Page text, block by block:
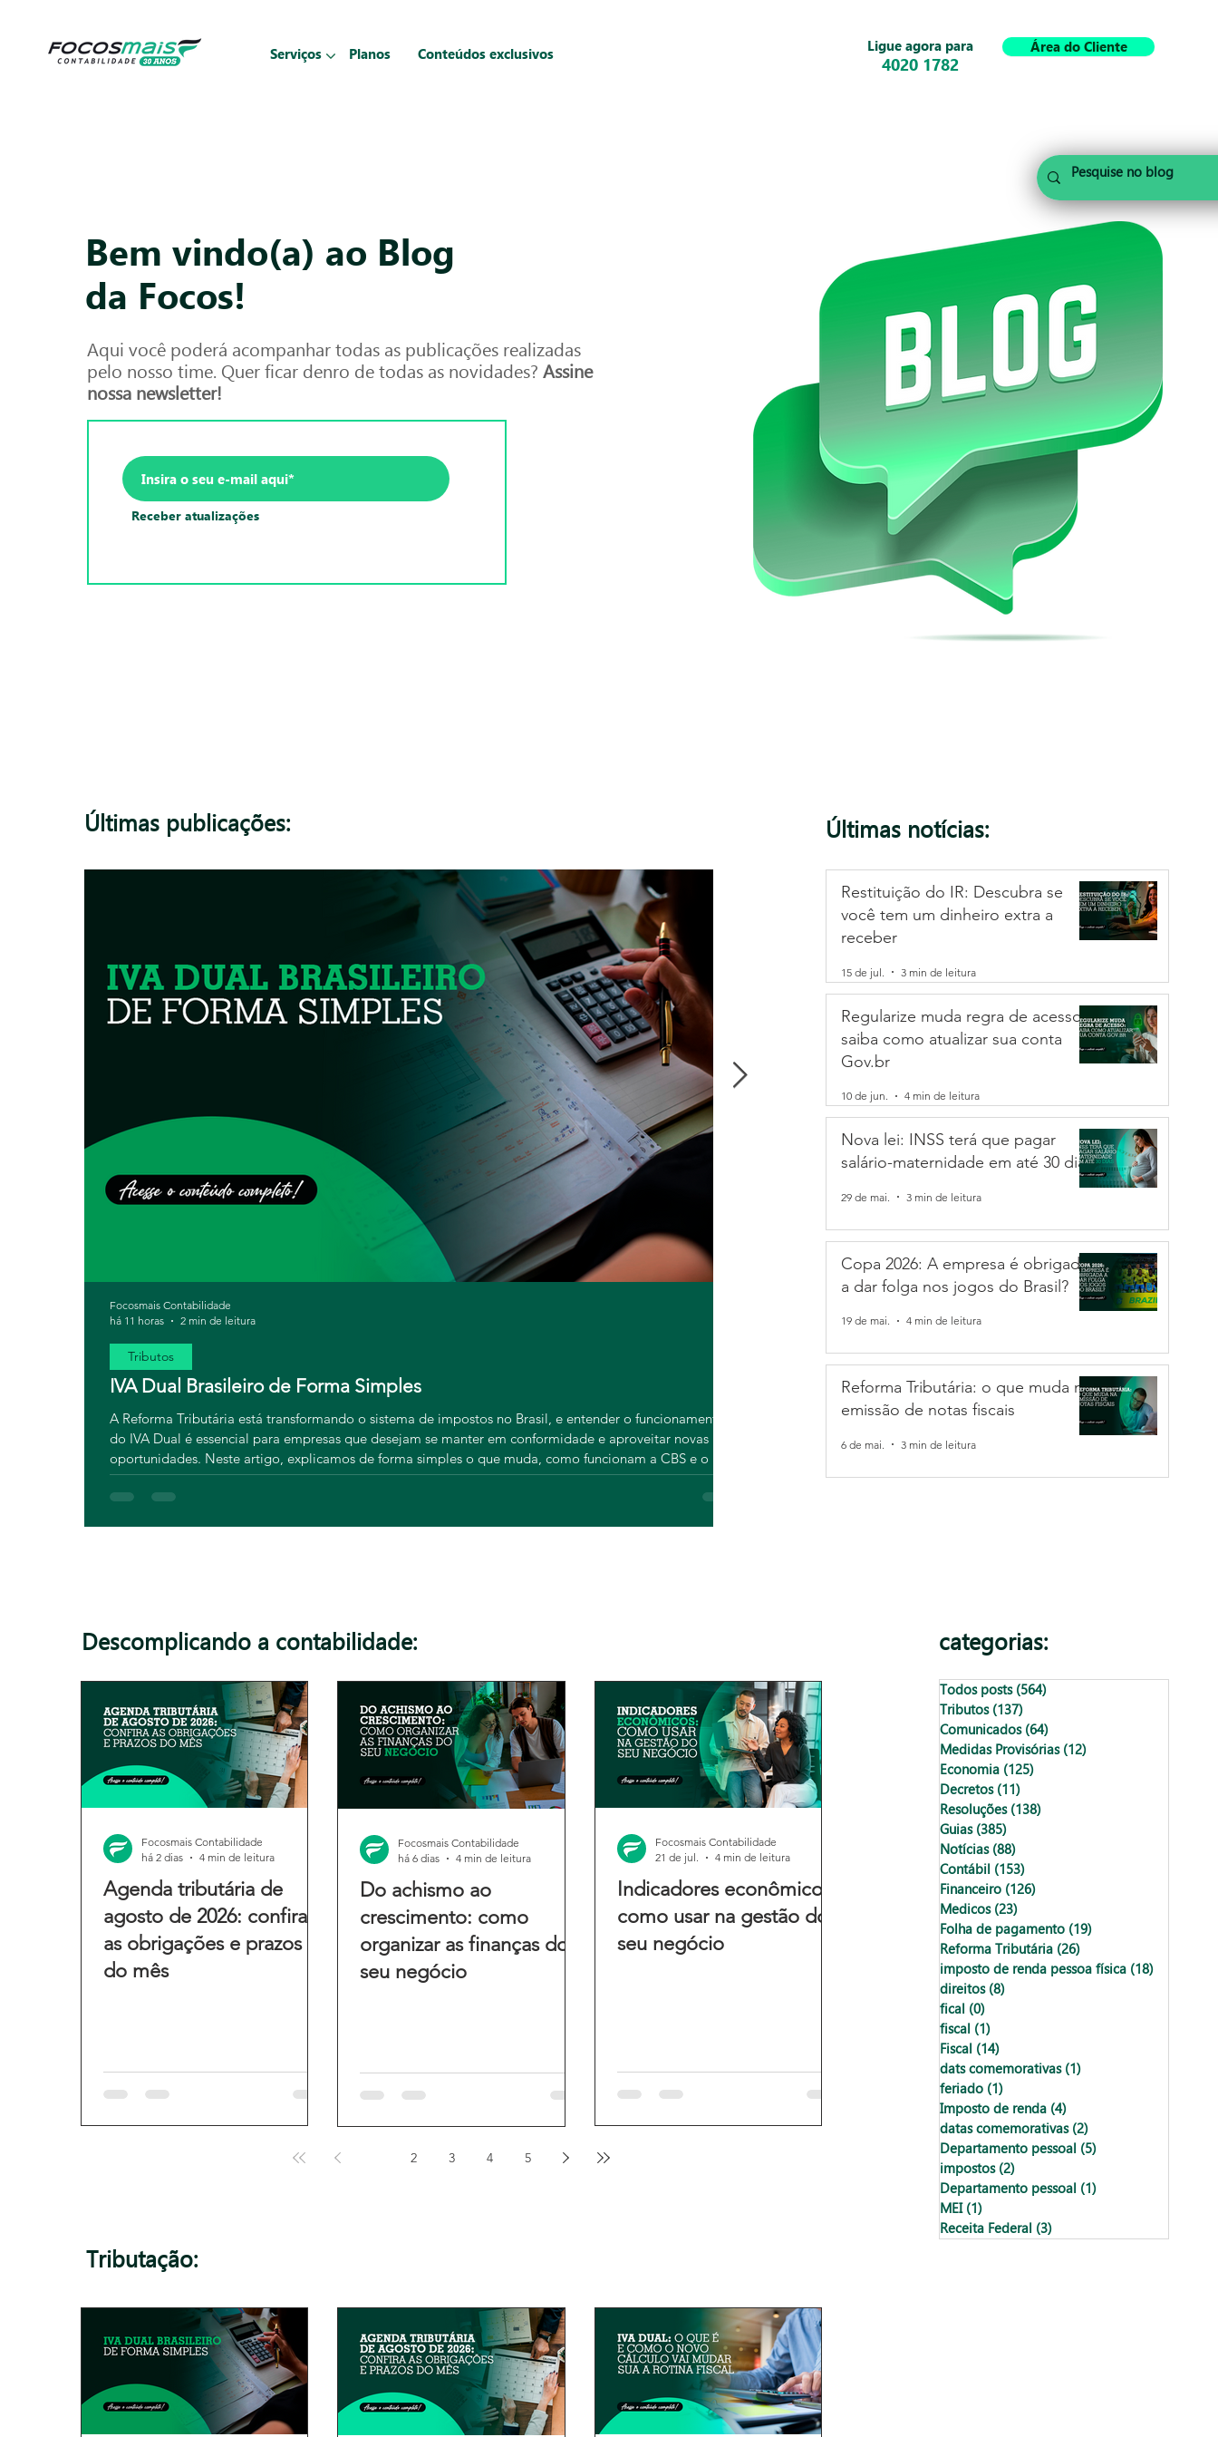
Serviços Planos Conteúdos exclusivos Ligue agora para
4020 1782
Área do Cliente
Bem vindo(a) ao Blog
da Focos!
Aqui você poderá acompanhar todas as publicações realizadas
pelo nosso time. Quer ficar denro de todas as novidades? Assine
nossa newsletter!
Receber atualizações
Últimas publicações:
IVA Dual Brasileiro de Forma Simples
A Reforma Tributária está transformando o sistema de impostos no Brasil, e entender o funcionamento
do IVA Dual é essencial para empresas que desejam se manter em conformidade e aproveitar novas
oportunidades. Neste artigo, explicamos de forma simples o que muda, como funcionam a CBS e o IBS
e quais os impactos para o seu negócio. Leia e prepare sua empresa para essa nova realidade com o
apoio da Focosmais.
Tributos
Focosmais Contabilidade
há 11 horas
2 min de leitura
Agenda tributária de agosto de 2026: confira as
Agosto chegou com uma agenda tributária cheia, cumprir o prazo não basta,
4 min de leitura
Últimas notícias:
Restituição do IR: Descubra se
você tem um dinheiro extra a
receber
15 de jul. 3 min de leitura
Regularize muda regra de acesso:
saiba como atualizar sua conta
Gov.br
10 de jun. 4 min de leitura
Nova lei: INSS terá que pagar
salário-maternidade em até 30 dias
29 de mai. 3 min de leitura
Copa 2026: A empresa é obrigada
a dar folga nos jogos do Brasil?
19 de mai. 4 min de leitura
Reforma Tributária: o que muda na
emissão de notas fiscais
6 de mai. 3 min de leitura
Descomplicando a contabilidade:
Agenda tributária de
agosto de 2026: confira
as obrigações e prazos
do mês
Focosmais Contabilidade
há 2 dias
4 min de leitura
Do achismo ao
crescimento: como
organizar as finanças do
seu negócio
Focosmais Contabilidade
há 6 dias
4 min de leitura
Indicadores econômicos:
como usar na gestão do
seu negócio
Focosmais Contabilidade
21 de jul.
4 min de leitura
2 3 4 5
categorias:
Todos posts (564)
Tributos (137)
Comunicados (64)
Medidas Provisórias (12)
Economia (125)
Decretos (11)
Resoluções (138)
Guias (385)
Notícias (88)
Contábil (153)
Financeiro (126)
Medicos (23)
Folha de pagamento (19)
Reforma Tributária (26)
imposto de renda pessoa física (18)
direitos (8)
fical (0)
fiscal (1)
Fiscal (14)
dats comemorativas (1)
feriado (1)
Imposto de renda (4)
datas comemorativas (2)
Departamento pessoal (5)
impostos (2)
Departamento pessoal (1)
MEI (1)
Receita Federal (3)
Tributação: